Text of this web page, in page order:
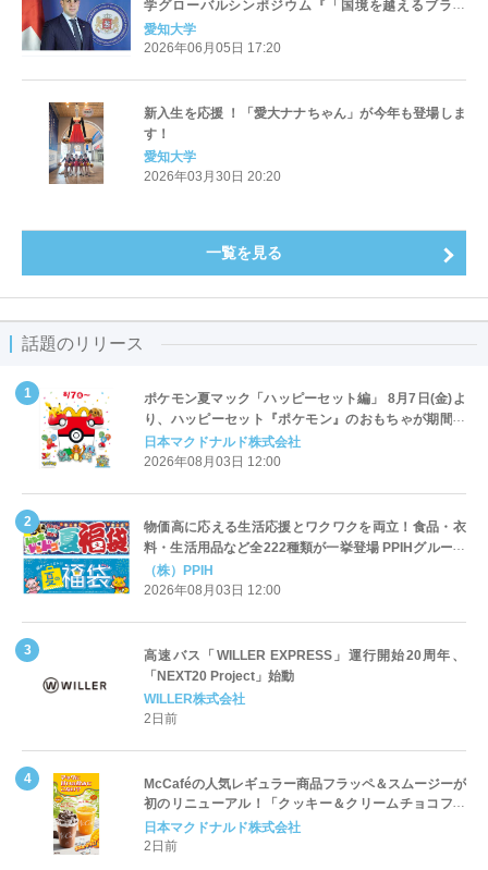
学グローバルシンポジウム『「国境を越えるブラン
ド」 ｰマーケティングに何ができるかｰ』を開催。在日
ジョージア大使館特命全権大使のティムラズ レジャバ
愛知大学
2026年06月05日 17:20
新入生を応援 ！「愛大ナナちゃん」が今年も登場しま
す！
愛知大学
2026年03月30日 20:20
一覧を見る
話題のリリース
ポケモン夏マック「ハッピーセット編」 8月7日(金)よ
り、ハッピーセット『ポケモン』のおもちゃが期間限
定登場
日本マクドナルド株式会社
2026年08月03日 12:00
物価高に応える生活応援とワクワクを両立！食品・衣
料・生活用品など全222種類が一挙登場 PPIHグループ
「夏福袋」＆セール 8月6日(木)より順次スタート
（株）PPIH
2026年08月03日 12:00
高速バス「WILLER EXPRESS」運行開始20周年、
「NEXT20 Project」始動
WILLER株式会社
2日前
McCaféの人気レギュラー商品フラッペ＆スムージーが
初のリニューアル！「クッキー＆クリームチョコフラ
ッペ」「マンゴースムージー」8月5日（水）から販売
開始
日本マクドナルド株式会社
2日前